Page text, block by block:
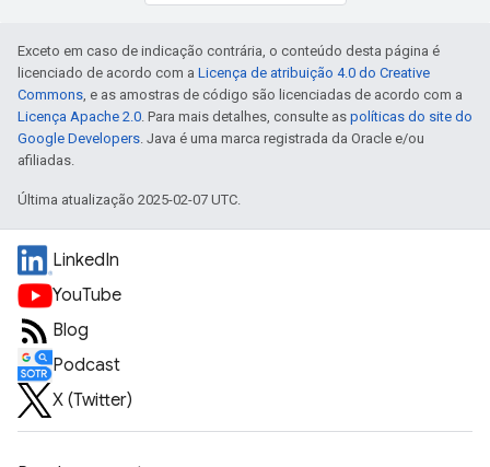
Exceto em caso de indicação contrária, o conteúdo desta página é
licenciado de acordo com a Licença de atribuição 4.0 do Creative
Commons , e as amostras de código são licenciadas de acordo com a
Licença Apache 2.0 . Para mais detalhes, consulte as políticas do site do
Google Developers . Java é uma marca registrada da Oracle e/ou
afiliadas.
Última atualização 2025-02-07 UTC.
LinkedIn
YouTube
Blog
Podcast
X (Twitter)